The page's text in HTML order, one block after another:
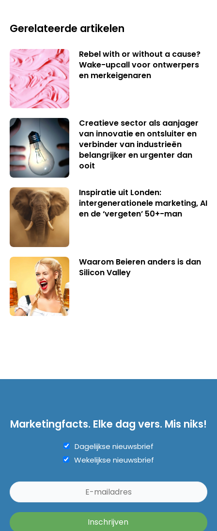
Gerelateerde artikelen
Rebel with or without a cause?
Wake-upcall voor ontwerpers
en merkeigenaren
Creatieve sector als aanjager
van innovatie en ontsluiter en
verbinder van industrieën
belangrijker en urgenter dan
ooit
Inspiratie uit Londen:
intergenerationele marketing, AI
en de ‘vergeten’ 50+-man
Waarom Beieren anders is dan
Silicon Valley
Marketingfacts. Elke dag vers. Mis niks!
Dagelijkse nieuwsbrief
Wekelijkse nieuwsbrief